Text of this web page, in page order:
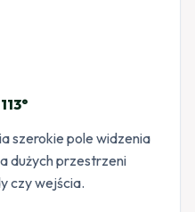
szerokie pole widzenia
dużych przestrzeni
czy wejścia.